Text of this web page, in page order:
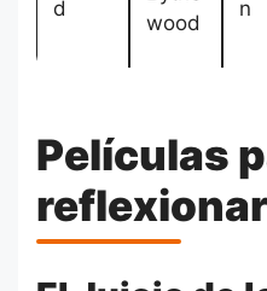
d
wood
n
Películas